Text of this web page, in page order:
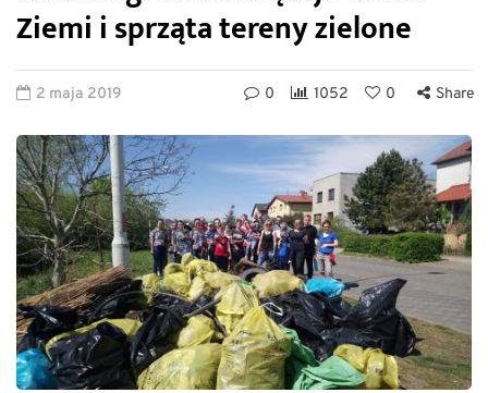
Ziemi i sprząta tereny zielone
2 maja 2019 0 1052 0 Share